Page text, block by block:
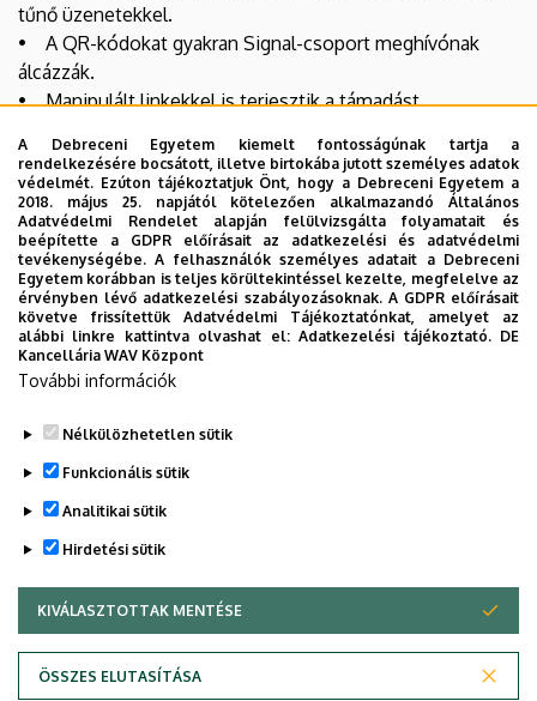
tűnő üzenetekkel.
• A QR-kódokat gyakran Signal-csoport meghívónak
álcázzák.
• Manipulált linkekkel is terjesztik a támadást.
Mit tehetünk ellene?
• Csak megbízható forrásból származó QR-kódokat
olvassunk be.
• Ellenőrizzük a csoportmeghívó linkek forrását.
•Figyeljünk az eszközökhöz társított fiókjainkra.
Informatikai Biztonsági Központ
Incidensbejelentés: ibk@unideb.hu,
ibk.helpdesk@unideb.hu
Legutóbbi frissítés: 2025. 02. 26. 13:41
Adatvédelem
A Debreceni Egyetem kiemelt fontosságúnak tartja a
rendelkezésére bocsátott, illetve birtokába jutott személyes adatok
védelmét. Ezúton tájékoztatjuk Önt, hogy a Debreceni Egyetem a
2018. május 25. napjától kötelezően alkalmazandó Általános
Adatvédelmi Rendelet alapján felülvizsgálta folyamatait és
beépítette a GDPR előírásait az adatkezelési és adatvédelmi
tevékenységébe. A felhasználók személyes adatait a Debreceni
Egyetem korábban is teljes körültekintéssel kezelte, megfelelve az
érvényben lévő adatkezelési szabályozásoknak. A GDPR előírásait
követve frissítettük Adatvédelmi Tájékoztatónkat, amelyet az
alábbi linkre kattintva olvashat el:Adatkezelési tájékoztató. DE
Kancellária WAV Központ
További információk
Nélkülözhetetlen sütik
Funkcionális sütik
Analitikai sütik
Hirdetési sütik
KIVÁLASZTOTTAK MENTÉSE
ÖSSZES ELUTASÍTÁSA
WITHDRAW CONSENT